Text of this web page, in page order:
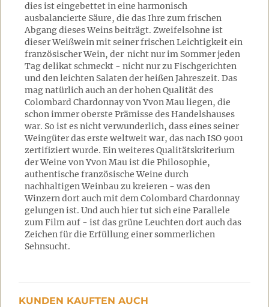
dies ist eingebettet in eine harmonisch
ausbalancierte Säure, die das Ihre zum frischen
Abgang dieses Weins beiträgt. Zweifelsohne ist
dieser Weißwein mit seiner frischen Leichtigkeit ein
französischer Wein, der nicht nur im Sommer jeden
Tag delikat schmeckt - nicht nur zu Fischgerichten
und den leichten Salaten der heißen Jahreszeit. Das
mag natürlich auch an der hohen Qualität des
Colombard Chardonnay von Yvon Mau liegen, die
schon immer oberste Prämisse des Handelshauses
war. So ist es nicht verwunderlich, dass eines seiner
Weingüter das erste weltweit war, das nach ISO 9001
zertifiziert wurde. Ein weiteres Qualitätskriterium
der Weine von Yvon Mau ist die Philosophie,
authentische französische Weine durch
nachhaltigen Weinbau zu kreieren - was den
Winzern dort auch mit dem Colombard Chardonnay
gelungen ist. Und auch hier tut sich eine Parallele
zum Film auf - ist das grüne Leuchten dort auch das
Zeichen für die Erfüllung einer sommerlichen
Sehnsucht.
KUNDEN KAUFTEN AUCH